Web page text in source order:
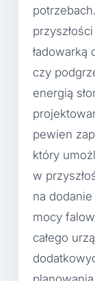
ładowarką
czy
energią
pewien
który
w
na
mocy
całego